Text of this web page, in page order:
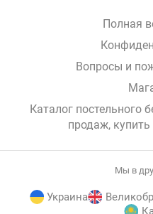
Полная
Вопросы и
Каталог постельного
продаж,
Мы в
Украина